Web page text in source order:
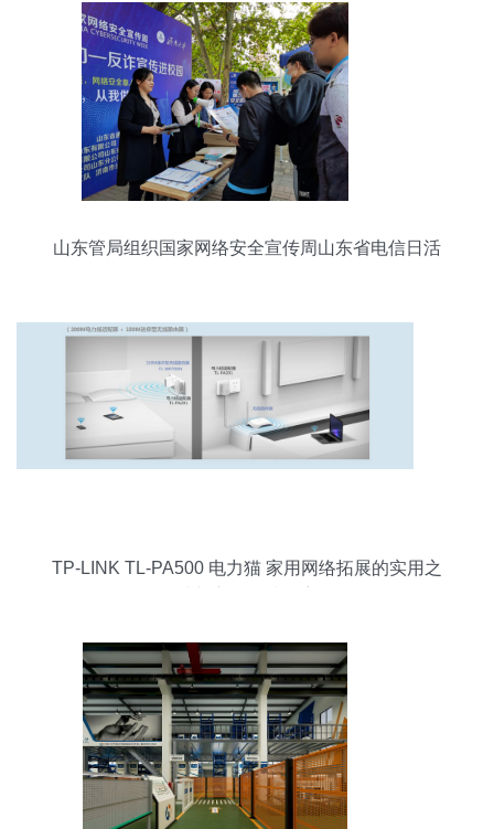
山东管局组织国家网络安全宣传周山东省电信日活
TP-LINK TL-PA500 电力猫 家用网络拓展的实用之